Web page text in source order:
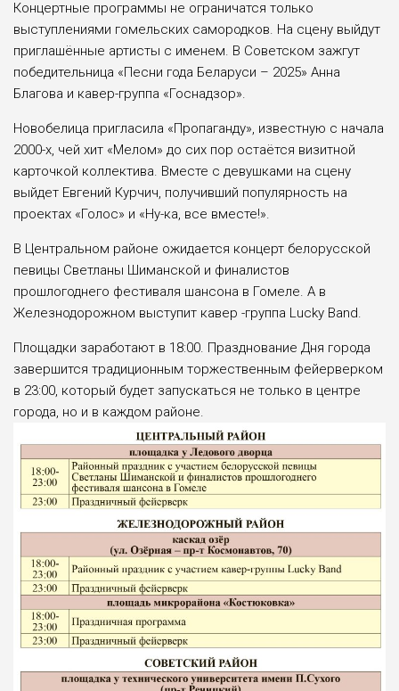
Концертные программы не ограничатся только
выступлениями гомельских самородков. На сцену выйдут
приглашённые артисты с именем. В Советском зажгут
победительница «Песни года Беларуси – 2025» Анна
Благова и кавер-группа «Госнадзор».
Новобелица пригласила «Пропаганду», известную с начала
2000-х, чей хит «Мелом» до сих пор остаётся визитной
карточкой коллектива. Вместе с девушками на сцену
выйдет Евгений Курчич, получивший популярность на
проектах «Голос» и «Ну-ка, все вместе!».
В Центральном районе ожидается концерт белорусской
певицы Светланы Шиманской и финалистов
прошлогоднего фестиваля шансона в Гомеле. А в
Железнодорожном выступит кавер -группа Lucky Band.
Площадки заработают в 18:00. Празднование Дня города
завершится традиционным торжественным фейерверком
в 23:00, который будет запускаться не только в центре
города, но и в каждом районе.